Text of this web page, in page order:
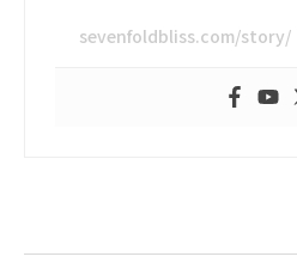
sevenfoldbliss.com/story/